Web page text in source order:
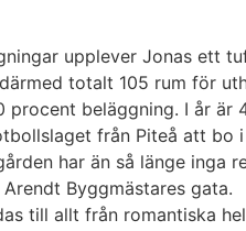
upplever Jonas ett
totalt 105 rum för
procent beläggning. I år
från Piteå att bo
har än så länge
Byggmästares gata.
till allt från romantiska